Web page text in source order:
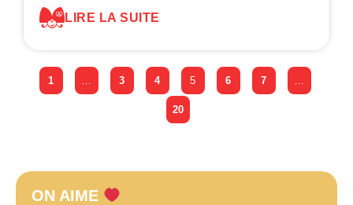
LIRE LA SUITE
1 … 3 4 5 6 7 …
20
ON AIME